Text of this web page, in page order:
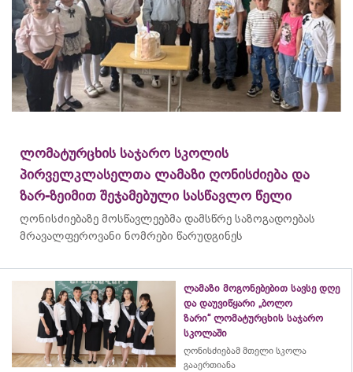
ლომატურცხის საჯარო სკოლის
პირველკლასელთა ლამაზი ღონისძიება და
ზარ-ზეიმით შეჯამებული სასწავლო წელი
ღონისძიებაზე მოსწავლეებმა დამსწრე საზოგადოებას
მრავალფეროვანი ნომრები წარუდგინეს
ლამაზი მოგონებებით სავსე დღე
და დაუვიწყარი „ბოლო
ზარი“ ლომატურცხის საჯარო
სკოლაში
ღონისძიებამ მთელი სკოლა
გააერთიანა